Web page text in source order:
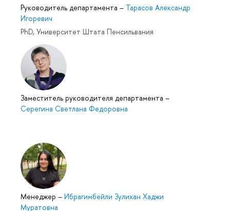
Руководитель департамента – Тарасов Александр
Игоревич
PhD, Университет Штата Пенсильвания
Заместитель руководителя департамента –
Серегина Светлана Федоровна
Менеджер – Ибрагимбейли Зулихан Хаджи
Муратовна